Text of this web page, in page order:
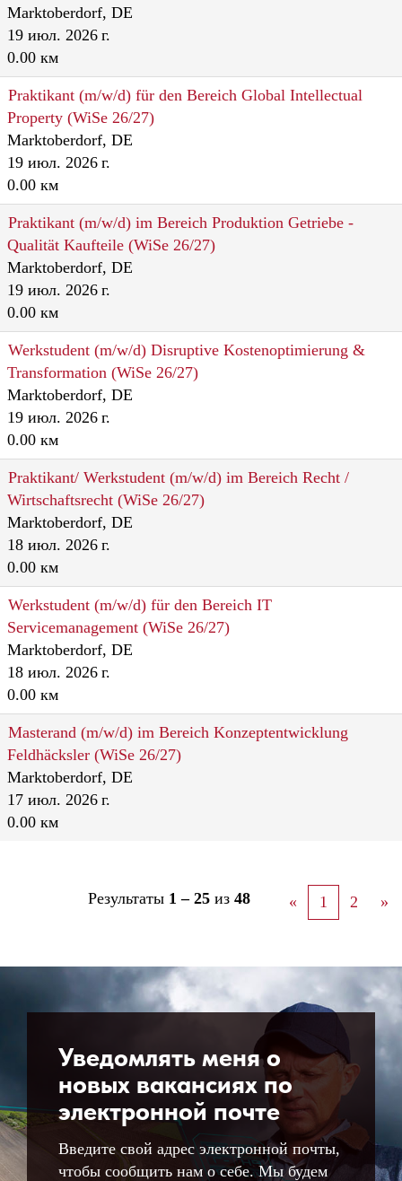
Marktoberdorf, DE
19 июл. 2026 г.
0.00 км
Praktikant (m/w/d) für den Bereich Global Intellectual
Property (WiSe 26/27)
Marktoberdorf, DE
19 июл. 2026 г.
0.00 км
Praktikant (m/w/d) im Bereich Produktion Getriebe -
Qualität Kaufteile (WiSe 26/27)
Marktoberdorf, DE
19 июл. 2026 г.
0.00 км
Werkstudent (m/w/d) Disruptive Kostenoptimierung &
Transformation (WiSe 26/27)
Marktoberdorf, DE
19 июл. 2026 г.
0.00 км
Praktikant/ Werkstudent (m/w/d) im Bereich Recht /
Wirtschaftsrecht (WiSe 26/27)
Marktoberdorf, DE
18 июл. 2026 г.
0.00 км
Werkstudent (m/w/d) für den Bereich IT
Servicemanagement (WiSe 26/27)
Marktoberdorf, DE
18 июл. 2026 г.
0.00 км
Masterand (m/w/d) im Bereich Konzeptentwicklung
Feldhäcksler (WiSe 26/27)
Marktoberdorf, DE
17 июл. 2026 г.
0.00 км
Результаты 1 – 25 из 48 « 1 2 »
Уведомлять меня о
новых вакансиях по
электронной почте
Введите свой адрес электронной почты,
чтобы сообщить нам о себе. Мы будем